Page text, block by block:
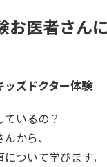
お医者さん
ッズドクター体験
いるの？
から、
ついて学びます。